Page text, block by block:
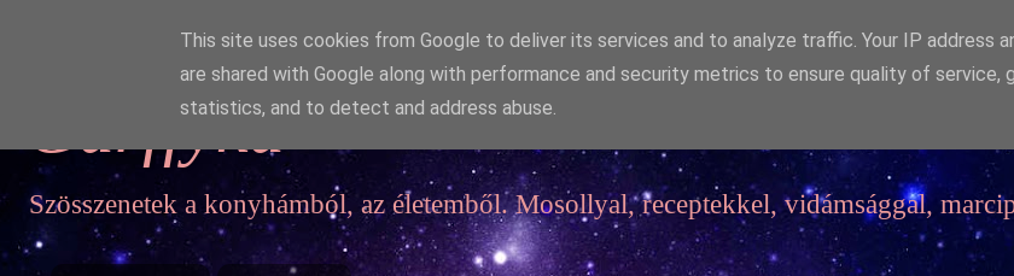
Garffyka
Szösszenetek a konyhámból, az életemből. Mosollyal, receptekkel, vidámsággal,
This site uses cookies from Google to deliver its services and to analyze traffic. Your IP address
are shared with Google along with performance and security metrics to ensure quality of service,
statistics, and to detect and address abuse.